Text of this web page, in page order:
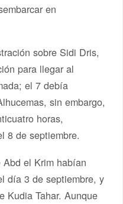
en
sobre Sidi Dris,
para llegar al
el 7 debía
sin embargo,
horas,
8 de septiembre.
el Krim habían
día 3 de septiembre, y
Kudia Tahar. Aunque